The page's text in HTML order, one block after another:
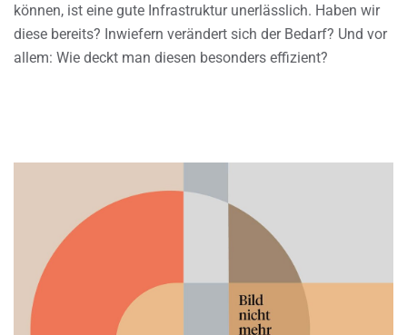
können, ist eine gute Infrastruktur unerlässlich. Haben wir
diese bereits? Inwiefern verändert sich der Bedarf? Und vor
allem: Wie deckt man diesen besonders effizient?